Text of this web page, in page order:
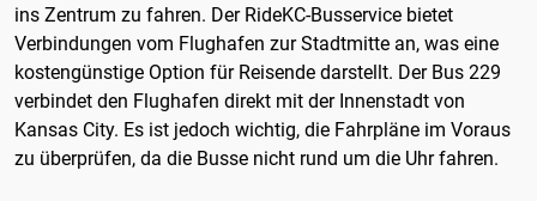
ins Zentrum zu fahren. Der RideKC-Busservice bietet
Verbindungen vom Flughafen zur Stadtmitte an, was eine
kostengünstige Option für Reisende darstellt. Der Bus 229
verbindet den Flughafen direkt mit der Innenstadt von
Kansas City. Es ist jedoch wichtig, die Fahrpläne im Voraus
zu überprüfen, da die Busse nicht rund um die Uhr fahren.